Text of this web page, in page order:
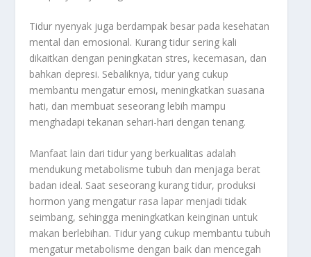
Tidur nyenyak juga berdampak besar pada kesehatan
mental dan emosional. Kurang tidur sering kali
dikaitkan dengan peningkatan stres, kecemasan, dan
bahkan depresi. Sebaliknya, tidur yang cukup
membantu mengatur emosi, meningkatkan suasana
hati, dan membuat seseorang lebih mampu
menghadapi tekanan sehari-hari dengan tenang.
Manfaat lain dari tidur yang berkualitas adalah
mendukung metabolisme tubuh dan menjaga berat
badan ideal. Saat seseorang kurang tidur, produksi
hormon yang mengatur rasa lapar menjadi tidak
seimbang, sehingga meningkatkan keinginan untuk
makan berlebihan. Tidur yang cukup membantu tubuh
mengatur metabolisme dengan baik dan mencegah